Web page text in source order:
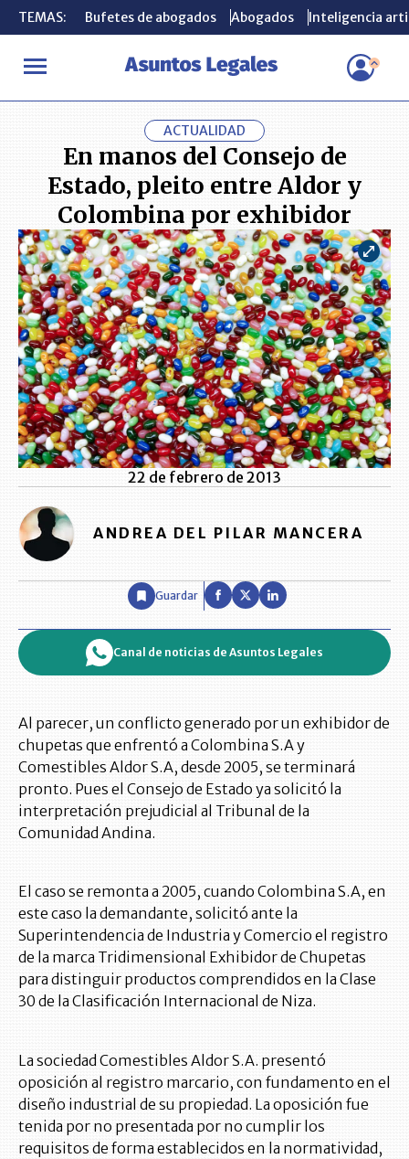
TEMAS: Bufetes de abogados Abogados Inteligencia
INICIO ACTUALIDAD En manos del Consejo de Estado, pleito
TEMAS: Bufetes de abogados Abogados Inteligencia
ACTUALIDAD
En manos del Consejo de
Estado, pleito entre Aldor y
Colombina por exhibidor
22 de febrero de 2013
ANDREA DEL PILAR MANCERA
Guardar
Canal de noticias de Asuntos Legales
Al parecer, un conflicto generado por un exhibidor de
chupetas que enfrentó a Colombina S.A y
Comestibles Aldor S.A, desde 2005, se terminará
pronto. Pues el Consejo de Estado ya solicitó la
interpretación prejudicial al Tribunal de la
Comunidad Andina.
El caso se remonta a 2005, cuando Colombina S.A, en
este caso la demandante, solicitó ante la
Superintendencia de Industria y Comercio el registro
de la marca Tridimensional Exhibidor de Chupetas
para distinguir productos comprendidos en la Clase
30 de la Clasificación Internacional de Niza.
La sociedad Comestibles Aldor S.A. presentó
oposición al registro marcario, con fundamento en el
diseño industrial de su propiedad. La oposición fue
tenida por no presentada por no cumplir los
requisitos de forma establecidos en la normatividad,